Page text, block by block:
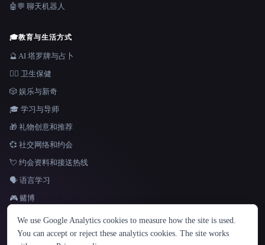
语言
English español Français Русский 简体中文
Hindi
🤖💬 聊天机器人
🎓教育与生活方式
🔮 AI 塔罗牌与占卜
👩‍⚕️ 卫生保健
🎲 娱乐与新奇
🎓 学习与导师
🎁 礼物创意和推荐
💞 社交网络和约会
💘 约会资料和接送热线
🗣️ 语言学习
🎮 赌博
We use Google Analytics cookies to measure how the site is used.
You can accept or reject these analytics cookies. The site works